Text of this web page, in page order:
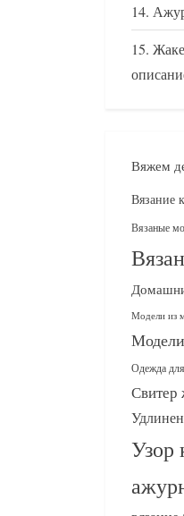
Вяжем
Вязание
Вязаные
Модели из
Одежда
Свитер
Узор